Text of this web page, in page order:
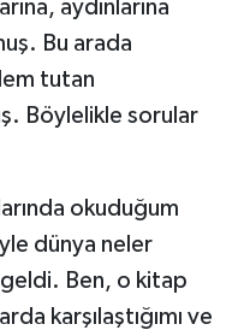
aydınlarına
Bu arada
tutan
Böylelikle sorular
okuduğum
dünya neler
geldi. Ben, o kitap
karşılaştığımı ve